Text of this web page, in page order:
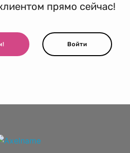
прямо сейчас!
Войти